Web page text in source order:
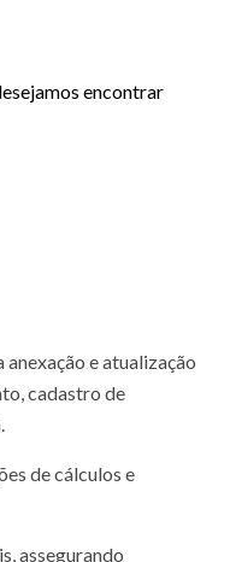
encontrar
e atualização
cadastro de
de cálculos e
assegurando